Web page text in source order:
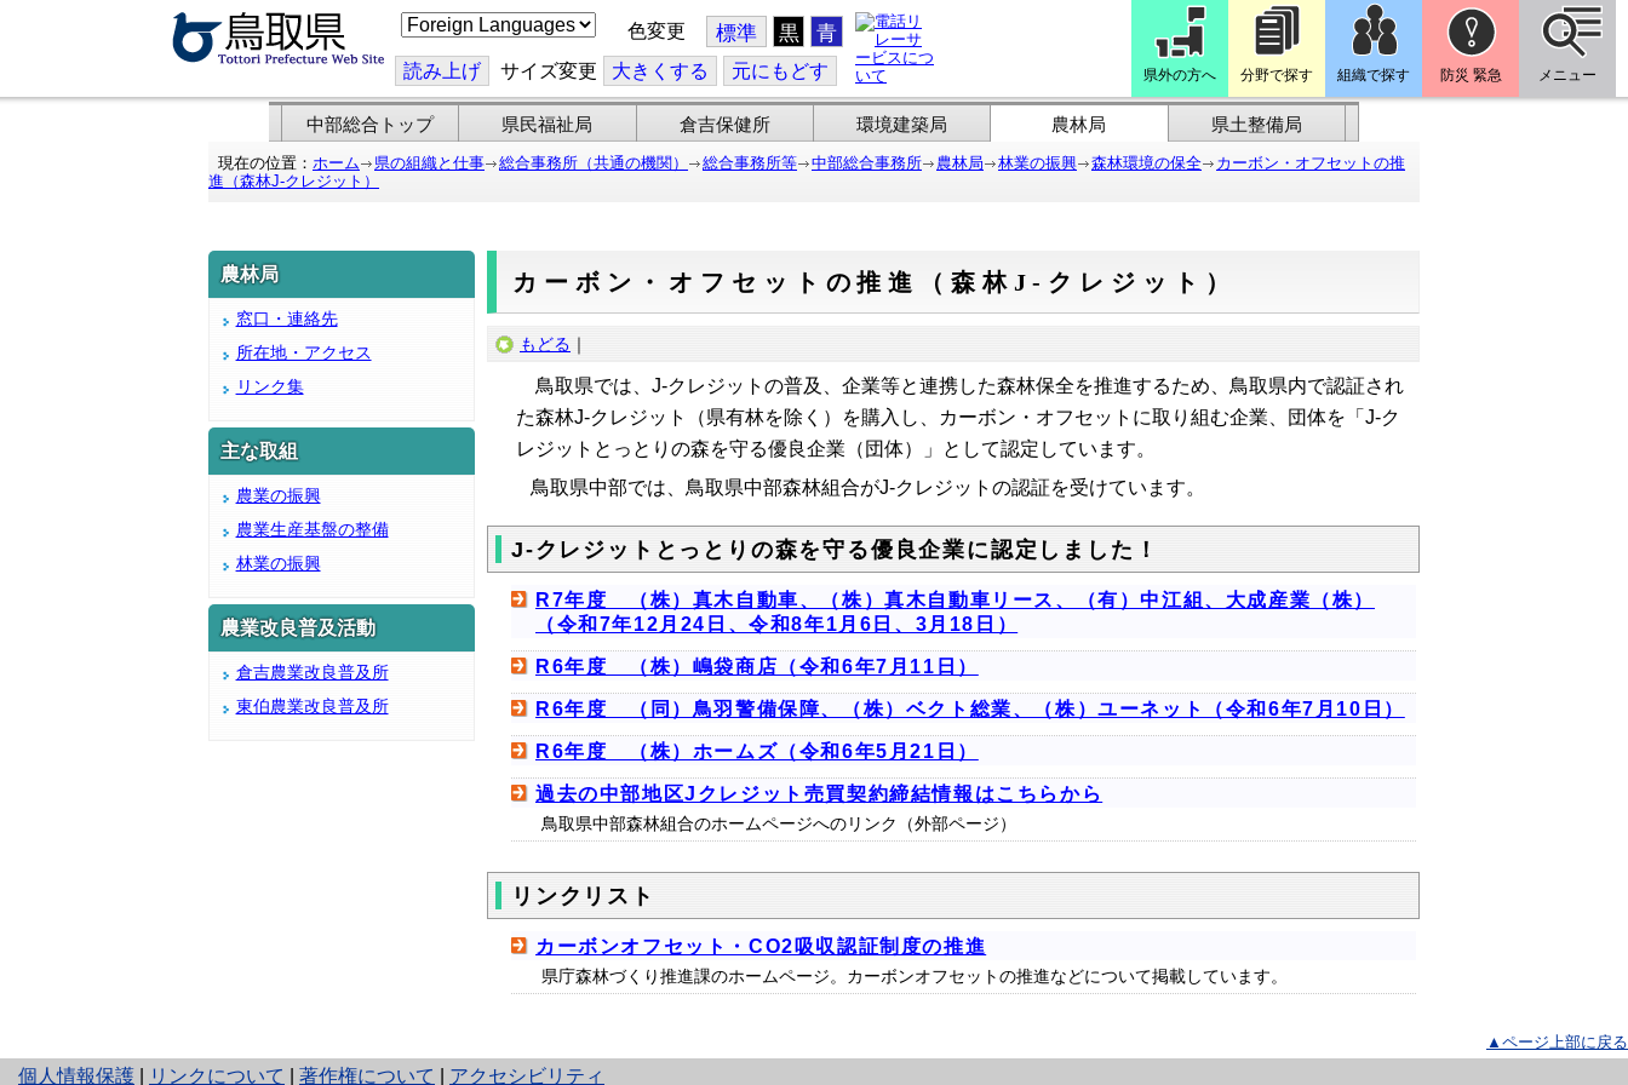
こ
の
ジ
を
翻
訳
す
色変更 標準 黒 青
読み上げ サイズ変更 大きくする 元にもどす 県外の方へ 分野で探す 組織で探す 防災 緊急 メニュー
中部総合トップ 県民福祉局 倉吉保健所 環境建築局 農林局 県土整備局
現在の位置： ホーム 県の組織と仕事 総合事務所（共通の機関） 総合事務所等 中部総合事務所 農林局 林業の振興 森林環境の保全
カーボン・オフセットの推
進（森林J-クレジット）
農林局
窓口・連絡先
所在地・アクセス
リンク集
主な取組
農業の振興
農業生産基盤の整備
林業の振興
農業改良普及活動
倉吉農業改良普及所
東伯農業改良普及所
カーボン・オフセットの推進（森林J-クレジット）
もどる ｜
鳥取県では、J-クレジットの普及、企業等と連携した森林保全を推進するため、鳥取県内で認証され
た森林J-クレジット（県有林を除く）を購入し、カーボン・オフセットに取り組む企業、団体を「J-ク
レジットとっとりの森を守る優良企業（団体）」として認定しています。
鳥取県中部では、鳥取県中部森林組合がJ-クレジットの認証を受けています。
J-クレジットとっとりの森を守る優良企業に認定しました！
R7年度 （株）真木自動車、（株）真木自動車リース、（有）中江組、大成産業（株）
（令和7年12月24日、令和8年1月6日、3月18日）
R6年度 （株）嶋袋商店（令和6年7月11日）
R6年度 （同）鳥羽警備保障、（株）ベクト総業、（株）ユーネット（令和6年7月10日）
R6年度 （株）ホームズ（令和6年5月21日）
過去の中部地区Jクレジット売買契約締結情報はこちらから
鳥取県中部森林組合のホームページへのリンク（外部ページ）
リンクリスト
カーボンオフセット・CO2吸収認証制度の推進
県庁森林づくり推進課のホームページ。カーボンオフセットの推進などについて掲載しています。
▲ページ上部に戻る
個人情報保護 と
リンクについて 著作権について アクセシビリティ